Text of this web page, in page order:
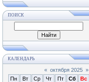
ПОИСК
КАЛЕНДАРЬ
« октября 2025 »
Пн
Вт Ср Чт Пт Сб
Вс